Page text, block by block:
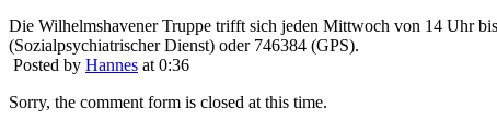
Die Wilhelmshavener Truppe trifft sich jeden Mittwoch von 14 Uhr
(Sozialpsychiatrischer Dienst) oder 746384 (GPS).
Posted by Hannes at 0:36
Sorry, the comment form is closed at this time.